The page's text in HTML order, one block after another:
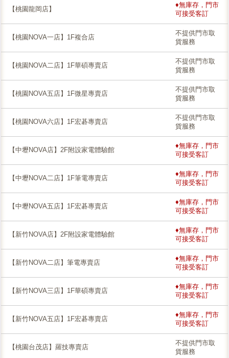
【桃園龍岡店】
♦無庫存，門市
可接受客訂
【桃園NOVA一店】1F複合店
不提供門市取
貨服務
【桃園NOVA二店】1F華碩專賣店
不提供門市取
貨服務
【桃園NOVA五店】1F微星專賣店
不提供門市取
貨服務
【桃園NOVA六店】1F宏碁專賣店
不提供門市取
貨服務
【中壢NOVA店】2F附設家電體驗館
♦無庫存，門市
可接受客訂
【中壢NOVA二店】1F筆電專賣店
♦無庫存，門市
可接受客訂
【中壢NOVA五店】1F宏碁專賣店
♦無庫存，門市
可接受客訂
【新竹NOVA店】2F附設家電體驗館
♦無庫存，門市
可接受客訂
【新竹NOVA二店】筆電專賣店
♦無庫存，門市
可接受客訂
【新竹NOVA三店】1F華碩專賣店
♦無庫存，門市
可接受客訂
【新竹NOVA五店】1F宏碁專賣店
♦無庫存，門市
可接受客訂
【桃園台茂店】羅技專賣店
不提供門市取
貨服務